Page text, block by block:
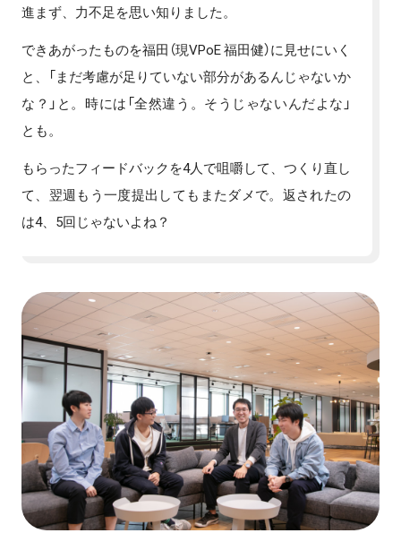
進まず、力不足を思い知りました。
できあがったものを福田（現VPoE 福田健）に見せにいく
と、「まだ考慮が足りていない部分があるんじゃないか
な？」と。時には「全然違う。そうじゃないんだよな」
とも。
もらったフィードバックを4人で咀嚼して、つくり直し
て、翌週もう一度提出してもまたダメで。返されたの
は4、5回じゃないよね？